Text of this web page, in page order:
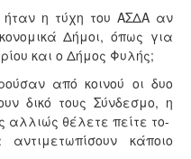
η τύχη του ΑΣΔΑ αν
Δήμοι, όπως για
και ο Δήμος Φυλής;
από κοινού οι δυο
δικό τους Σύνδεσμο, η
αλλιώς θέλετε πείτε το-
κάποιο